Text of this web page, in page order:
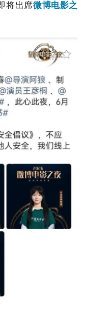
将出席微博电影之